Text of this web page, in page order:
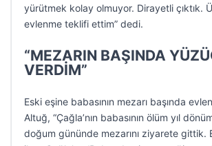
yürütmek kolay olmuyor. Dirayetli çıktık.
evlenme teklifi ettim” dedi.
“MEZARIN BAŞINDA
VERDİM”
Eski eşine babasının mezarı başında
Altuğ, “Çağla’nın babasının ölüm yıl
doğum gününde mezarını ziyarete gittik.